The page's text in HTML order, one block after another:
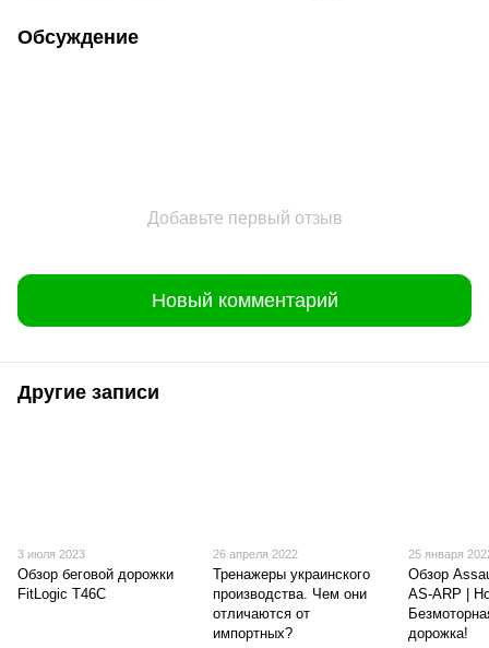
Обсуждение
Добавьте первый отзыв
Новый комментарий
Другие записи
3 июля 2023
Обзор беговой дорожки
FitLogic T46C
26 апреля 2022
Тренажеры украинского
производства. Чем они
отличаются от
импортных?
25 января
Обзор
AS-ARP |
дорожка!